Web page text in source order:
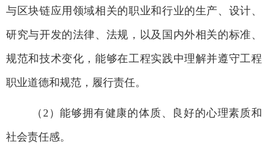
与区块链应用领域相关的职业和行业的生产、设计、
研究与开发的法律、法规，以及国内外相关的标准、
规范和技术变化，能够在工程实践中理解并遵守工程
职业道德和规范，履行责任。
（ 2 ）能够拥有健康的体质、良好的心理素质和
社会责任感。